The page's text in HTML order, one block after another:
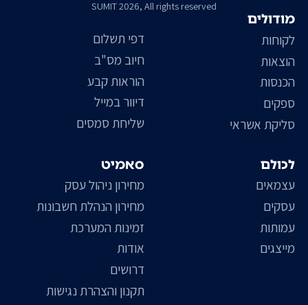
SUMIT 2026, All rights reserved
סאמיט
מחירון ניהול עסק
מחירון הנהלת חשבונות
זמינות המערכת
אודות
דרושים
תקנון והצהרת נגישות
דפי תשלום
חיוב מס"ב
הוראות קבע
דיוור במייל
שליחת סמסים
מודולים
לקוחות
הוצאות
הכנסות
ספקים
סליקת אשראי
לכולם
עצמאים
עסקים
עמותות
מייצגים